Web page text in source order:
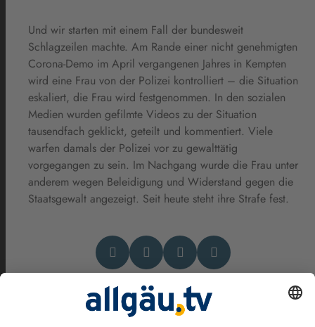
Und wir starten mit einem Fall der bundesweit
Schlagzeilen machte. Am Rande einer nicht genehmigten
Corona-Demo im April vergangenen Jahres in Kempten
wird eine Frau von der Polizei kontrolliert – die Situation
eskaliert, die Frau wird festgenommen. In den sozialen
Medien wurden gefilmte Videos zu der Situation
tausendfach geklickt, geteilt und kommentiert. Viele
warfen damals der Polizei vor zu gewalttätig
vorgegangen zu sein. Im Nachgang wurde die Frau unter
anderem wegen Beleidigung und Widerstand gegen die
Staatsgewalt angezeigt. Seit heute steht ihre Strafe fest.